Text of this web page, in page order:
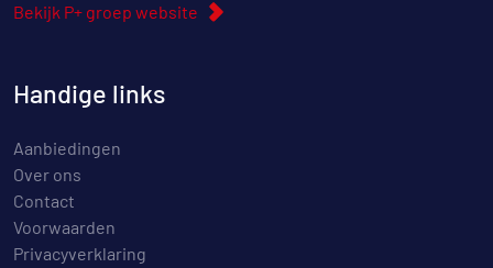
Bekijk P+ groep website
Handige links
Aanbiedingen
Over ons
Contact
Voorwaarden
Privacyverklaring